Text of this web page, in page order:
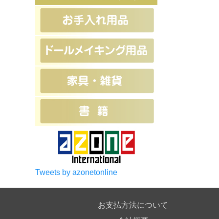
Tweets by azonetonline
お支払方法について